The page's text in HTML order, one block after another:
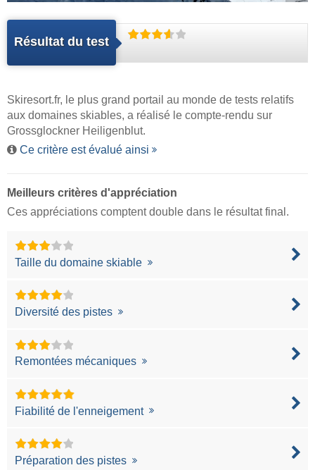
Résultat du test
Skiresort.fr, le plus grand portail au monde de tests relatifs
aux domaines skiables, a réalisé le compte-rendu sur
Grossglockner Heiligenblut.
Ce critère est évalué ainsi
Meilleurs critères d'appréciation
Ces appréciations comptent double dans le résultat final.
Taille du domaine skiable
Diversité des pistes
Remontées mécaniques
Fiabilité de l'enneigement
Préparation des pistes